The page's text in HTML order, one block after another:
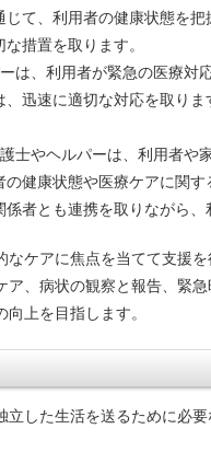
て、利用者の健康状態を
措置を取ります。
は、利用者が緊急の医療
迅速に適切な対応を取り
士やヘルパーは、利用者
健康状態や医療ケアに関
者とも連携を取りながら、
ケアに焦点を当てて支援
、病状の観察と報告、緊
上を目指します。
した生活を送るために必